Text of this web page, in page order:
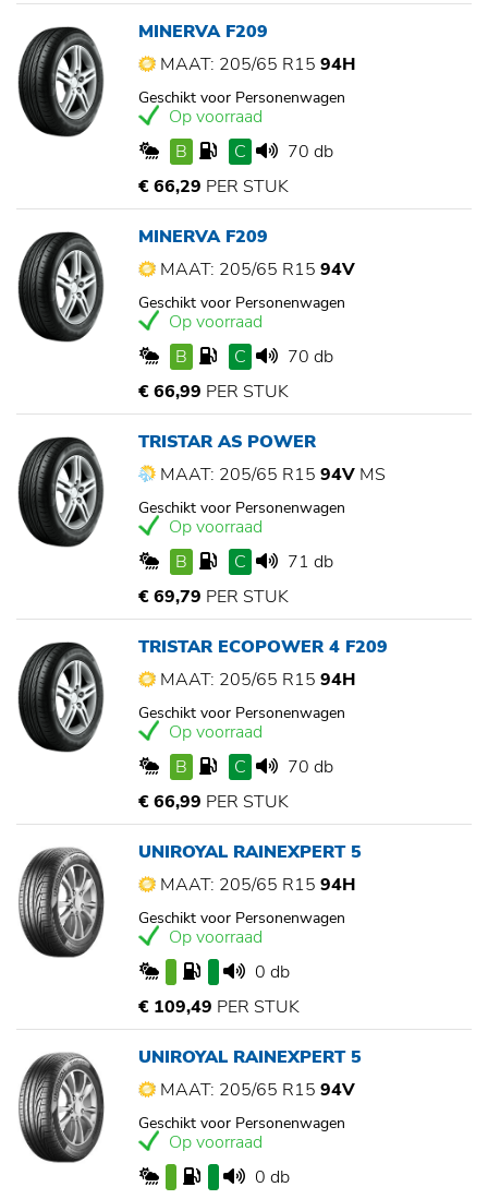
MINERVA F209
MAAT: 205/65 R15 94H
Geschikt voor Personenwagen
Op voorraad
B
C
70 db
€ 66,29 PER STUK
MINERVA F209
MAAT: 205/65 R15 94V
Geschikt voor Personenwagen
Op voorraad
B
C
70 db
€ 66,99 PER STUK
TRISTAR AS POWER
MAAT: 205/65 R15 94V MS
Geschikt voor Personenwagen
Op voorraad
B
C
71 db
€ 69,79 PER STUK
TRISTAR ECOPOWER 4 F209
MAAT: 205/65 R15 94H
Geschikt voor Personenwagen
Op voorraad
B
C
70 db
€ 66,99 PER STUK
UNIROYAL RAINEXPERT 5
MAAT: 205/65 R15 94H
Geschikt voor Personenwagen
Op voorraad
0 db
€ 109,49 PER STUK
UNIROYAL RAINEXPERT 5
MAAT: 205/65 R15 94V
Geschikt voor Personenwagen
Op voorraad
0 db